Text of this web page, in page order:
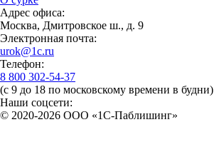
Адрес офиса:
Москва, Дмитровское ш., д. 9
Электронная почта:
urok@1c.ru
Телефон:
8 800 302-54-37
(с 9 до 18 по московскому времени в будни)
Наши соцсети:
© 2020-2026 OOO «1С-Паблишинг»